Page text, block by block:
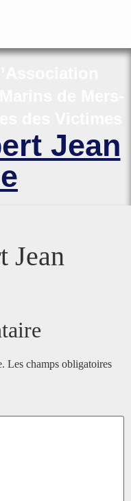
Jean
Jean
Les champs obligatoires